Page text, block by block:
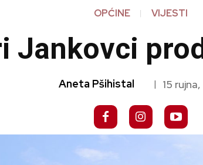
OPĆINE VIJESTI
Jankovci
Aneta Pšihistal | 15